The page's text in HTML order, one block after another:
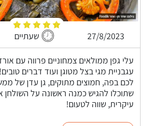
27/8/2023 שעתיים
עלי גפן ממולאים צמחוניים פרווה עם
עגבניית מגי בצל מטוגן ועוד דברים
לכם בפה, חמוצים מתוקים, גן עדן של
שתוכלו להגיש כמנה ראשונה על השולחן
עיקרית, שווה לטעום!